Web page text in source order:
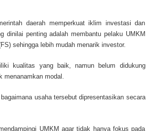
daerah memperkuat iklim investasi dan
dinilai penting adalah membantu pelaku UMKM
sehingga lebih mudah menarik investor.
kualitas yang baik, namun belum didukung
menanamkan modal.
usaha tersebut dipresentasikan secara
UMKM agar tidak hanya fokus pada